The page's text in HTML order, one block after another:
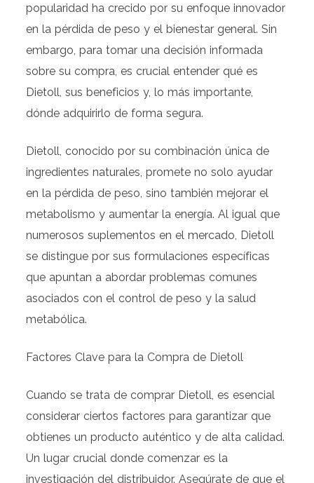
popularidad ha crecido por su enfoque innovador
en la pérdida de peso y el bienestar general. Sin
embargo, para tomar una decisión informada
sobre su compra, es crucial entender qué es
Dietoll, sus beneficios y, lo más importante,
dónde adquirirlo de forma segura.
Dietoll, conocido por su combinación única de
ingredientes naturales, promete no solo ayudar
en la pérdida de peso, sino también mejorar el
metabolismo y aumentar la energía. Al igual que
numerosos suplementos en el mercado, Dietoll
se distingue por sus formulaciones específicas
que apuntan a abordar problemas comunes
asociados con el control de peso y la salud
metabólica.
Factores Clave para la Compra de Dietoll
Cuando se trata de comprar Dietoll, es esencial
considerar ciertos factores para garantizar que
obtienes un producto auténtico y de alta calidad.
Un lugar crucial donde comenzar es la
investigación del distribuidor. Asegúrate de que el